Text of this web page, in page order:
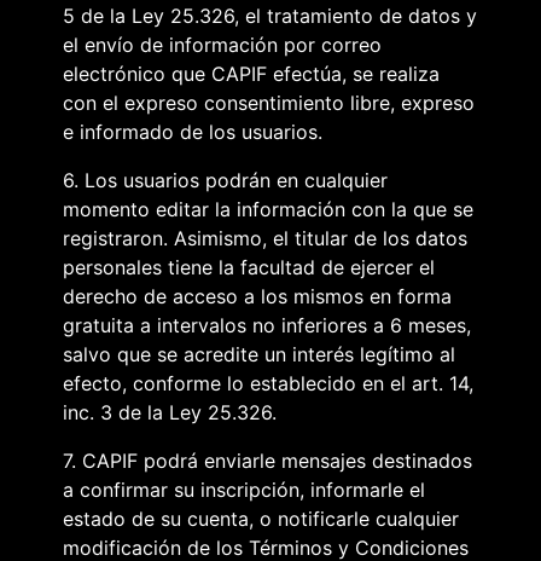
5 de la Ley 25.326, el tratamiento de datos y
el envío de información por correo
electrónico que CAPIF efectúa, se realiza
con el expreso consentimiento libre, expreso
e informado de los usuarios.
6. Los usuarios podrán en cualquier
momento editar la información con la que se
registraron. Asimismo, el titular de los datos
personales tiene la facultad de ejercer el
derecho de acceso a los mismos en forma
gratuita a intervalos no inferiores a 6 meses,
salvo que se acredite un interés legítimo al
efecto, conforme lo establecido en el art. 14,
inc. 3 de la Ley 25.326.
7. CAPIF podrá enviarle mensajes destinados
a confirmar su inscripción, informarle el
estado de su cuenta, o notificarle cualquier
modificación de los Términos y Condiciones